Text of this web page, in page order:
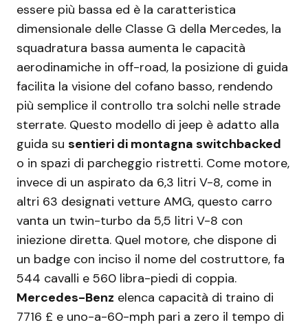
essere più bassa ed è la caratteristica
dimensionale delle Classe G della Mercedes, la
squadratura bassa aumenta le capacità
aerodinamiche in off-road, la posizione di guida
facilita la visione del cofano basso, rendendo
più semplice il controllo tra solchi nelle strade
sterrate. Questo modello di jeep è adatto alla
guida su sentieri di montagna switchbacked
o in spazi di parcheggio ristretti. Come motore,
invece di un aspirato da 6,3 litri V-8, come in
altri 63 designati vetture AMG, questo carro
vanta un twin-turbo da 5,5 litri V-8 con
iniezione diretta. Quel motore, che dispone di
un badge con inciso il nome del costruttore, fa
544 cavalli e 560 libra-piedi di coppia.
Mercedes-Benz elenca capacità di traino di
7716 £ e uno-a-60-mph pari a zero il tempo di